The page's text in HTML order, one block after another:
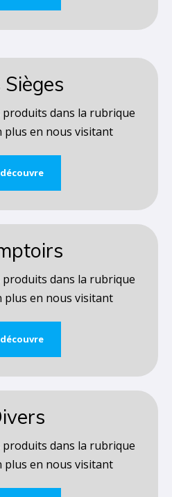
Sièges
dans la rubrique
plus en nous visitant
découvre
dans la rubrique
plus en nous visitant
découvre
dans la rubrique
plus en nous visitant